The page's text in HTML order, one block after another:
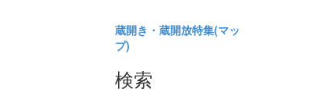
蔵開き・蔵開放特集(マッ
プ)
検索